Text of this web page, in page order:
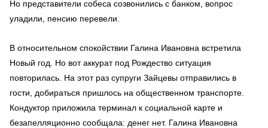
Но представители собеса созвонились с банком, вопрос
уладили, пенсию перевели.
В относительном спокойствии Галина Ивановна встретила
Новый год. Но вот аккурат под Рождество ситуация
повторилась. На этот раз супруги Зайцевы отправились в
гости, добираться пришлось на общественном транспорте.
Кондуктор приложила терминал к социальной карте и
безапелляционно сообщала: денег нет. Галина Ивановна